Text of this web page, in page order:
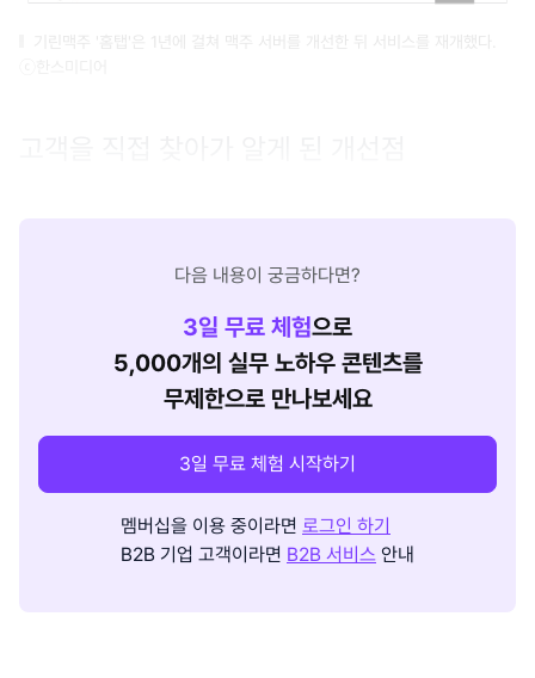
기린맥주 '홈탭'은 1년에 걸쳐 맥주 서버를 개선한 뒤 서비스를 재개했다.
다음 내용이 궁금하다면?
3일 무료 체험으로
5,000개의 실무 노하우 콘텐츠를
무제한으로 만나보세요
3일 무료 체험 시작하기
멤버십을 이용 중이라면 로그인 하기
B2B 기업 고객이라면 B2B 서비스 안내